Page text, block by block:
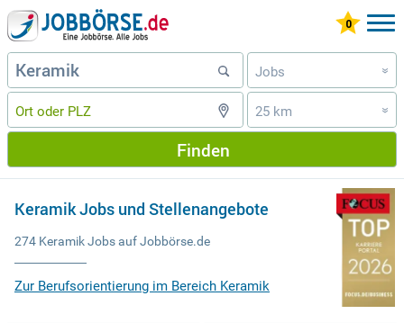
Jobs »
25 km »
Finden
Keramik Jobs und Stellenangebote
274 Keramik Jobs auf Jobbörse.de
Zur Berufsorientierung im Bereich Keramik